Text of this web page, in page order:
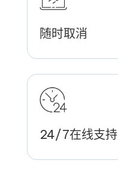
随时取消
24/7在线支持